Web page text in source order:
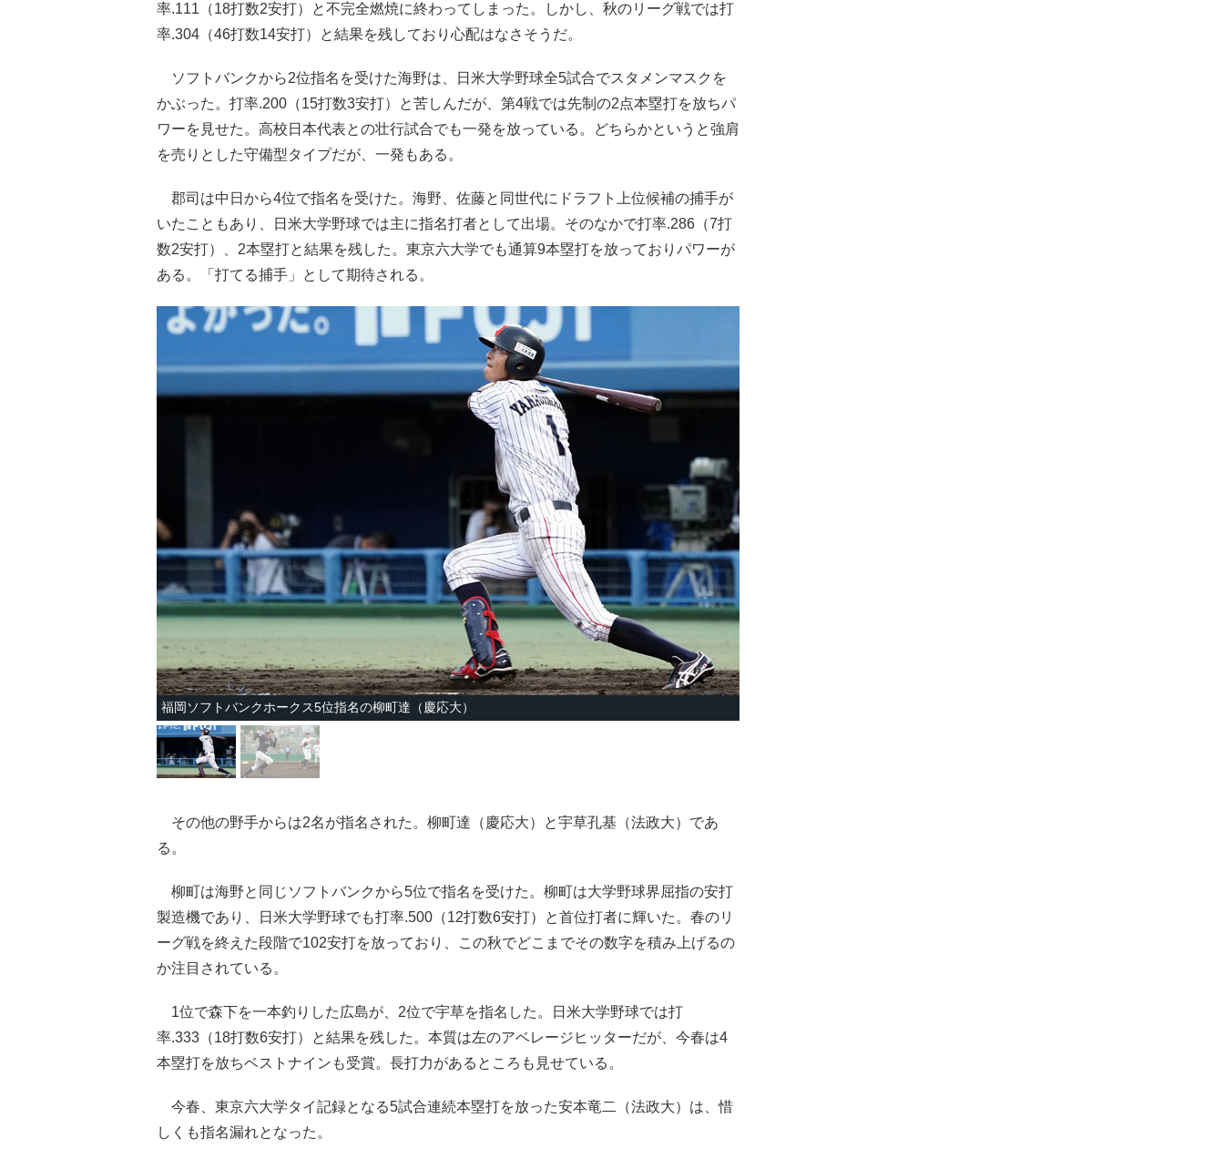
率.111（18打数2安打）と不完全燃焼に終わってしまった。しかし、秋のリーグ戦では打
率.304（46打数14安打）と結果を残しており心配はなさそうだ。
ソフトバンクから2位指名を受けた海野は、日米大学野球全5試合でスタメンマスクを
かぶった。打率.200（15打数3安打）と苦しんだが、第4戦では先制の2点本塁打を放ちパ
ワーを見せた。高校日本代表との壮行試合でも一発を放っている。どちらかというと強肩
を売りとした守備型タイプだが、一発もある。
郡司は中日から4位で指名を受けた。海野、佐藤と同世代にドラフト上位候補の捕手が
いたこともあり、日米大学野球では主に指名打者として出場。そのなかで打率.286（7打
数2安打）、2本塁打と結果を残した。東京六大学でも通算9本塁打を放っておりパワーが
ある。「打てる捕手」として期待される。
福岡ソフトバンクホークス5位指名の柳町達（慶応大）
その他の野手からは2名が指名された。柳町達（慶応大）と宇草孔基（法政大）であ
る。
柳町は海野と同じソフトバンクから5位で指名を受けた。柳町は大学野球界屈指の安打
製造機であり、日米大学野球でも打率.500（12打数6安打）と首位打者に輝いた。春のリ
ーグ戦を終えた段階で102安打を放っており、この秋でどこまでその数字を積み上げるの
か注目されている。
1位で森下を一本釣りした広島が、2位で宇草を指名した。日米大学野球では打
率.333（18打数6安打）と結果を残した。本質は左のアベレージヒッターだが、今春は4
本塁打を放ちベストナインも受賞。長打力があるところも見せている。
今春、東京六大学タイ記録となる5試合連続本塁打を放った安本竜二（法政大）は、惜
しくも指名漏れとなった。